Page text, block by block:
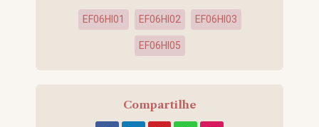
EF06HI01 EF06HI02 EF06HI03
EF06HI05
Compartilhe